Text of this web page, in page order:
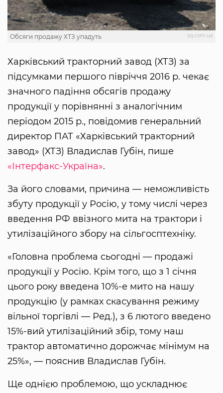
sq.com.ua
Обсяги продажу ХТЗ упадуть
Харківський тракторний завод (ХТЗ) за
підсумками першого півріччя 2016 р. чекає
значного падіння обсягів продажу
продукції у порівнянні з аналогічним
періодом 2015 р., повідомив генеральний
директор ПАТ «Харківський тракторний
завод» (ХТЗ) Владислав Губін, пише
«Інтерфакс-Україна».
За його словами, причина — неможливість
збуту продукції у Росію, у тому числі через
введення РФ ввізного мита на трактори і
утилізаційного збору на сільгосптехніку.
«Головна проблема сьогодні — продажі
продукції у Росію. Крім того, що з 1 січня
цього року введена 10%-е мито на нашу
продукцію (у рамках скасування режиму
вільної торгівлі — Ред.), з 6 лютого введено
15%-вий утилізаційний збір, тому наш
трактор автоматично дорожчає мінімум на
25%», — пояснив Владислав Губін.
Ще однією проблемою, що ускладнює